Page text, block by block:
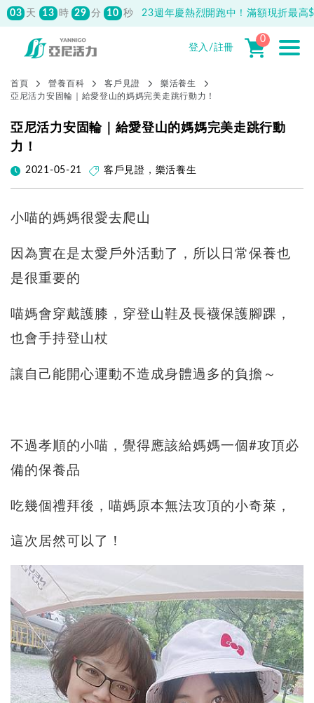
03 13 29 27 23週年慶熱烈開跑中！滿額現折最高
150元抵用券
登入/註冊
0
首頁 營養百科 客戶見證
樂活養生
亞尼活力安固輪｜給愛登山的媽媽完美走跳行動力！
亞尼活力安固輪｜給愛登山的媽媽完美走跳行動
力！
2021-05-21 客戶見證 ， 樂活養生
小喵的媽媽很愛去爬山
因為實在是太愛戶外活動了，所以日常保養也
是很重要的
喵媽會穿戴護膝，穿登山鞋及長襪保護腳踝，
也會手持登山杖
讓自己能開心運動不造成身體過多的負擔～
不過孝順的小喵，覺得應該給媽媽一個#攻頂必
備的保養品
吃幾個禮拜後，喵媽原本無法攻頂的小奇萊，
這次居然可以了！